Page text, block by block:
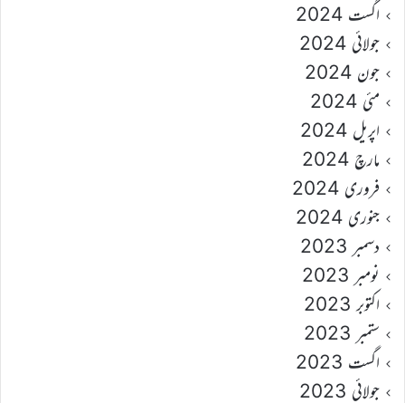
اگست 2024
جولائی 2024
جون 2024
مئی 2024
اپریل 2024
مارچ 2024
فروری 2024
جنوری 2024
دسمبر 2023
نومبر 2023
اکتوبر 2023
ستمبر 2023
اگست 2023
جولائی 2023